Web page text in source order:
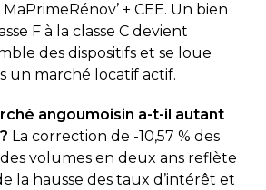
+ CEE. Un bien
F à la classe C devient
des dispositifs et se loue
un marché locatif actif.
angoumoisin a-t-il autant
La correction de -10,57 % des
volumes en deux ans reflète
la hausse des taux d’intérêt et